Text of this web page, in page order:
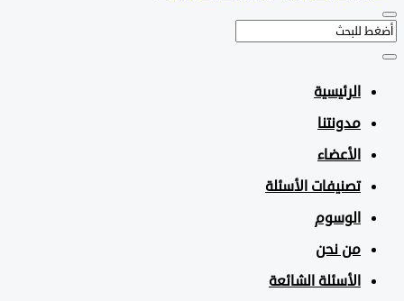
الرئيسية
مدونتنا
الأعضاء
تصنيفات الأسئلة
الوسوم
من نحن
الأسئلة الشائعة